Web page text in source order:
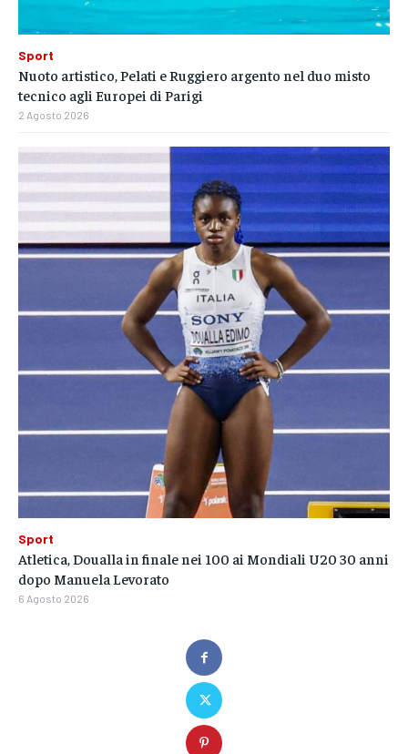
Sport
Nuoto artistico, Pelati e Ruggiero argento nel duo misto
tecnico agli Europei di Parigi
2 Agosto 2026
Sport
Atletica, Doualla in finale nei 100 ai Mondiali U20 30 anni
dopo Manuela Levorato
6 Agosto 2026